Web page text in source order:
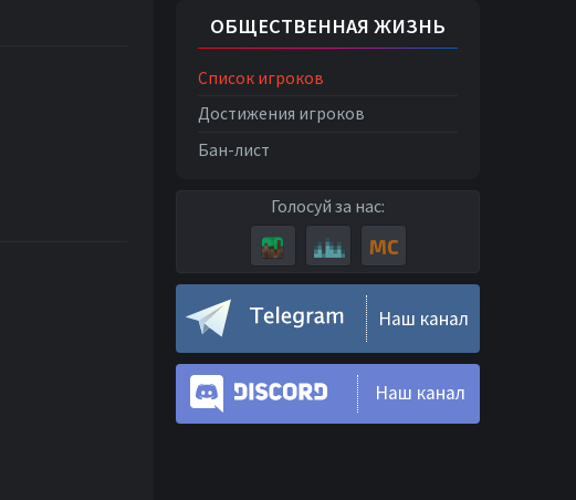
ОБЩЕСТВЕННАЯ ЖИЗНЬ
Список игроков
Достижения игроков
Бан-лист
Голосуй за нас:
Наш канал
Наш канал